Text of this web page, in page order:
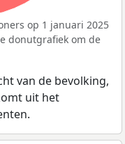
op 1 januari 2025
donutgrafiek om de
van de bevolking,
uit het